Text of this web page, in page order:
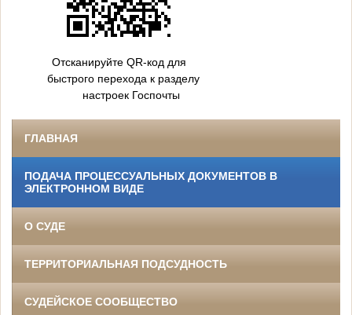
Отсканируйте QR-код для
быстрого перехода к разделу
настроек Госпочты
ГЛАВНАЯ
ПОДАЧА ПРОЦЕССУАЛЬНЫХ ДОКУМЕНТОВ В
ЭЛЕКТРОННОМ ВИДЕ
О СУДЕ
ТЕРРИТОРИАЛЬНАЯ ПОДСУДНОСТЬ
СУДЕЙСКОЕ СООБЩЕСТВО